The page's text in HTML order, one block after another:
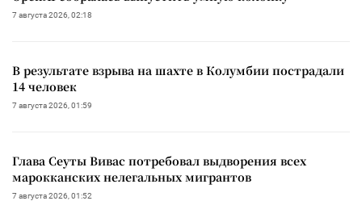
7 августа 2026, 02:18
В результате взрыва на шахте в Колумбии пострадали
14 человек
7 августа 2026, 01:59
Глава Сеуты Вивас потребовал выдворения всех
марокканских нелегальных мигрантов
7 августа 2026, 01:52